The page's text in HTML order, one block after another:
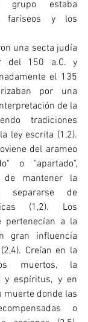
fariseos y los
del 150 a.C. y
el 135
por una
de la
tradiciones
ley escrita (1,2).
del arameo
o "apartado",
de mantener la
separarse de
(1,2). Los
pertenecían a la
gran influencia
Creían en la
muertos, la
y espíritus, y en
muerte donde las
o